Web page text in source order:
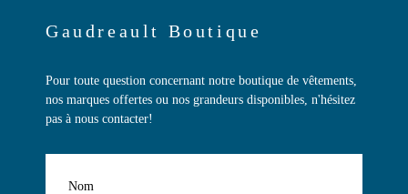
Gaudreault Boutique
Pour toute question concernant notre boutique de vêtements,
nos marques offertes ou nos grandeurs disponibles, n'hésitez
pas à nous contacter!